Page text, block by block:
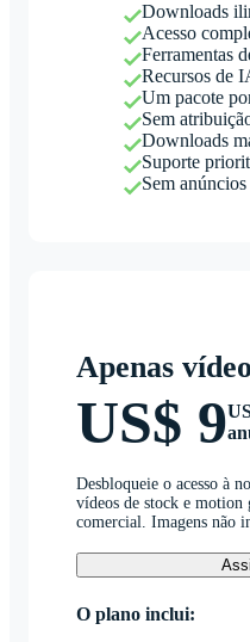
Downloads
Acesso
Ferramentas
Recursos de
Um pacote
Sem
Downloads
Suporte
Sem anúncios
Apenas vídeo
US$ 9
Desbloqueie o acesso à
vídeos de stock e motion
comercial. Imagens não
O plano inclui: